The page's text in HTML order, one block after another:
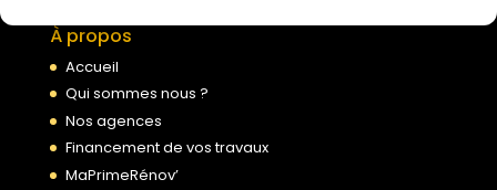
À propos
Accueil
Qui sommes nous ?
Nos agences
Financement de vos travaux
MaPrimeRénov’